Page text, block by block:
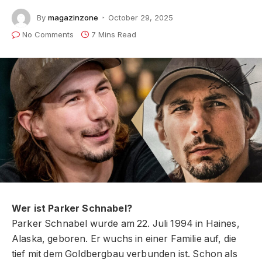
By magazinzone
October 29, 2025
No Comments
7 Mins Read
Wer ist Parker Schnabel?
Parker Schnabel wurde am 22. Juli 1994 in Haines,
Alaska, geboren. Er wuchs in einer Familie auf, die
tief mit dem Goldbergbau verbunden ist. Schon als